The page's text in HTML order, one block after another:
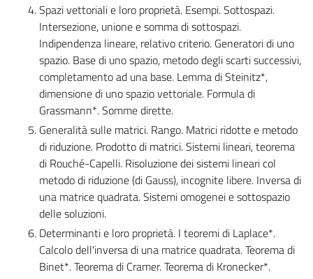
Spazi vettoriali e loro proprietà. Esempi. Sottospazi.
Intersezione, unione e somma di sottospazi.
Indipendenza lineare, relativo criterio. Generatori di uno
spazio. Base di uno spazio, metodo degli scarti successivi,
completamento ad una base. Lemma di Steinitz*,
dimensione di uno spazio vettoriale. Formula di
Grassmann*. Somme dirette.
Generalità sulle matrici. Rango. Matrici ridotte e metodo
di riduzione. Prodotto di matrici. Sistemi lineari, teorema
di Rouché-Capelli. Risoluzione dei sistemi lineari col
metodo di riduzione (di Gauss), incognite libere. Inversa di
una matrice quadrata. Sistemi omogenei e sottospazio
delle soluzioni.
Determinanti e loro proprietà. I teoremi di Laplace*.
Calcolo dell'inversa di una matrice quadrata. Teorema di
Binet*. Teorema di Cramer. Teorema di Kronecker*.